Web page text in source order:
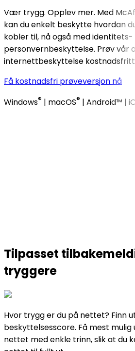
Vær trygg. Opplev mer. Med
kan du enkelt beskytte hvordan
kobler til, nå også med identitets-
personvernbeskyttelse. Prøv
internettbeskyttelse kostnadsfritt
Få kostnadsfri prøveversjon nå
Windows® | macOS® | Android™ |
Tilpasset
tryggere​
Hvor trygg er du på nettet? Finn
beskyttelsesscore. Få mest
nettet med enkle trinn, slik at du